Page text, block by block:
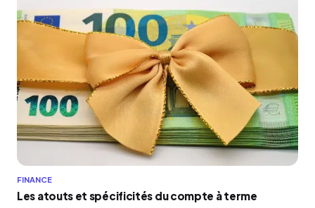
FINANCE
Les atouts et spécificités du compte à terme